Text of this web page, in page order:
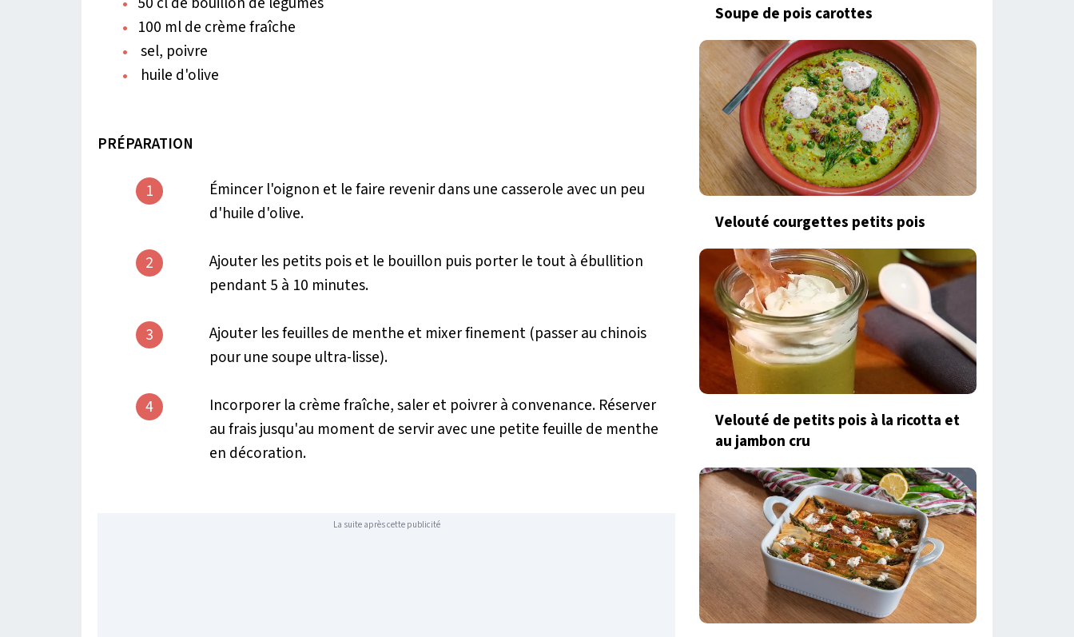
100 ml de crème fraîche
sel, poivre
huile d'olive
PRÉPARATION
1
Émincer l'oignon et le faire revenir dans une casserole avec un peu
d'huile d'olive.
2
Ajouter les petits pois et le bouillon puis porter le tout à ébullition
pendant 5 à 10 minutes.
3
Ajouter les feuilles de menthe et mixer finement (passer au chinois
pour une soupe ultra-lisse).
4
Incorporer la crème fraîche, saler et poivrer à convenance. Réserver
au frais jusqu'au moment de servir avec une petite feuille de menthe
en décoration.
La suite après cette publicité
Soupe de pois carottes
Velouté courgettes petits pois
Velouté de petits pois à la ricotta et
au jambon cru